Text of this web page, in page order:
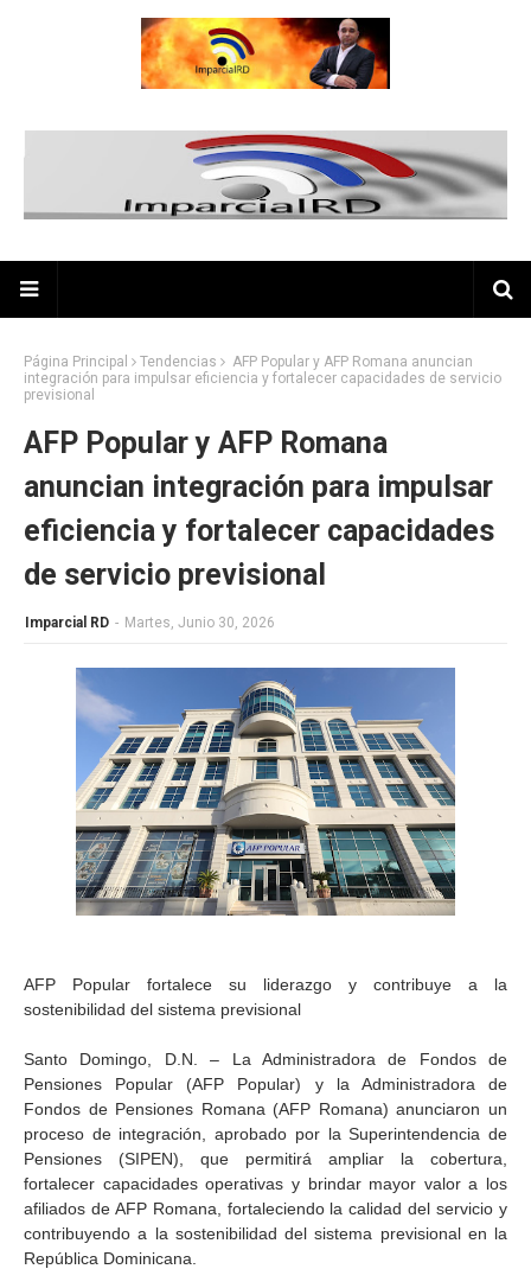
Página Principal Tendencias
AFP Popular y AFP Romana anuncian
integración para impulsar eficiencia y fortalecer capacidades de servicio
previsional
AFP Popular y AFP Romana
anuncian integración para impulsar
eficiencia y fortalecer capacidades
de servicio previsional
Imparcial RD - Martes, Junio 30, 2026
AFP Popular fortalece su liderazgo y contribuye a la
sostenibilidad del sistema previsional
Santo Domingo, D.N. – La Administradora de Fondos de
Pensiones Popular (AFP Popular) y la Administradora de
Fondos de Pensiones Romana (AFP Romana) anunciaron un
proceso de integración, aprobado por la Superintendencia de
Pensiones (SIPEN), que permitirá ampliar la cobertura,
fortalecer capacidades operativas y brindar mayor valor a los
afiliados de AFP Romana, fortaleciendo la calidad del servicio y
contribuyendo a la sostenibilidad del sistema previsional en la
República Dominicana.